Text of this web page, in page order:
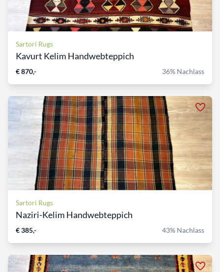
Sartori Rugs
Kavurt Kelim Handwebteppich
€ 870,- 36% Nachlass
Sartori Rugs
Naziri-Kelim Handwebteppich
€ 385,- 43% Nachlass